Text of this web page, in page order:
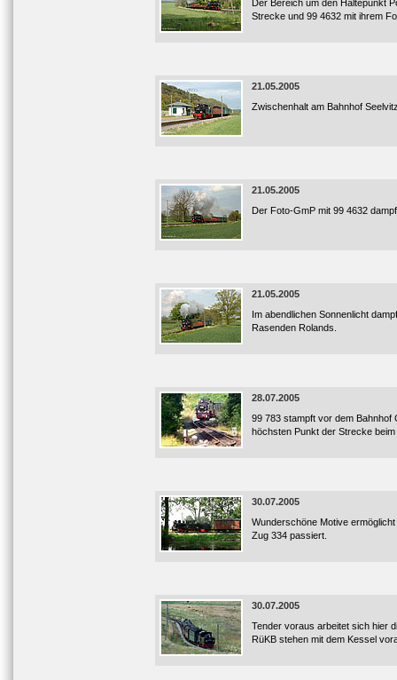
Der Bereich um den Haltepunkt
Strecke und 99 4632 mit ihrem
21.05.2005
Zwischenhalt am Bahnhof
21.05.2005
Der Foto-GmP mit 99 4632
21.05.2005
Im abendlichen Sonnenlicht
Rasenden Rolands.
28.07.2005
99 783 stampft vor dem Bahnhof
höchsten Punkt der Strecke
30.07.2005
Wunderschöne Motive
Zug 334 passiert.
30.07.2005
Tender voraus arbeitet sich hier
RüKB stehen mit dem Kessel